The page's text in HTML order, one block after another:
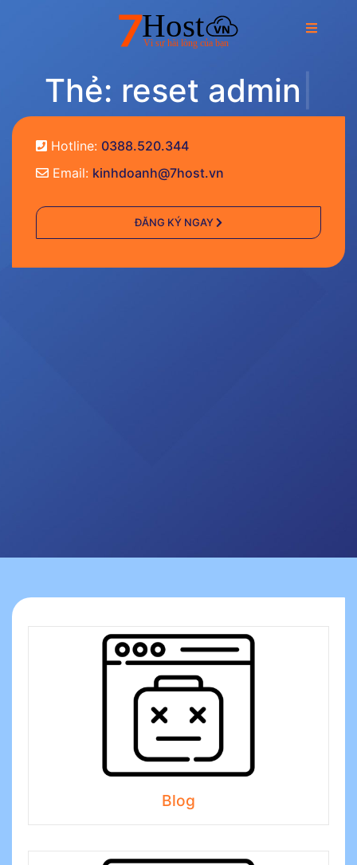
Thẻ: reset admin
Hotline: 0388.520.344
Email: kinhdoanh@7host.vn
ĐĂNG KÝ NGAY
Blog